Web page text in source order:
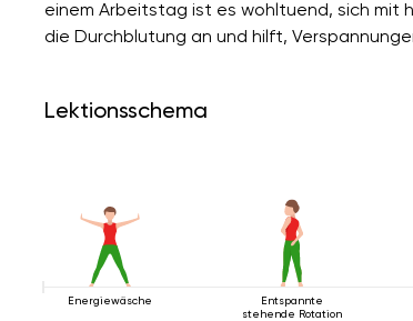
einem Arbeitstag ist es wohltuend, sich mit
die Durchblutung an und hilft,
Lektionsschema
Energiewäsche
Entspannte
stehende Rotation